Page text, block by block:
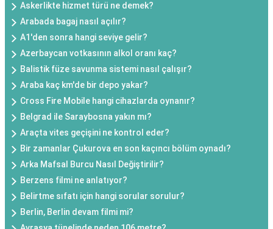
Askerlikte hizmet türü ne demek?
Arabada bagaj nasıl açılır?
A1'den sonra hangi seviye gelir?
Azerbaycan votkasının alkol oranı kaç?
Balistik füze savunma sistemi nasıl çalışır?
Araba kaç km'de bir depo yakar?
Cross Fire Mobile hangi cihazlarda oynanır?
Belgrad ile Saraybosna yakın mı?
Araçta vites geçişini ne kontrol eder?
Bir zamanlar Çukurova en son kaçıncı bölüm oynadı?
Arka Mafsal Burcu Nasıl Değiştirilir?
Berzens filmi ne anlatıyor?
Belirtme sıfatı için hangi sorular sorulur?
Berlin, Berlin devam filmi mi?